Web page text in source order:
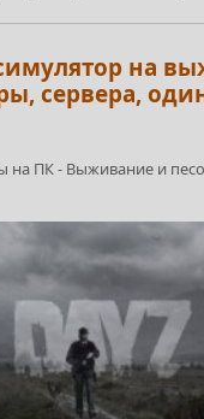
на
сервера,
на ПК- Выживание и